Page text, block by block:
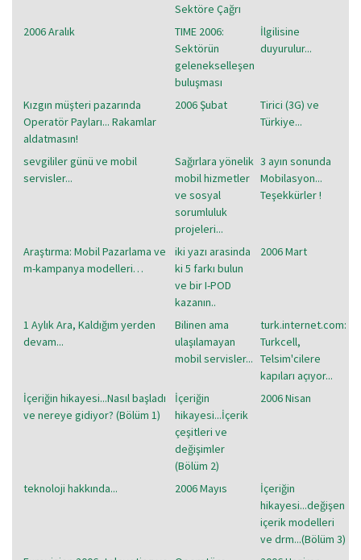
Sektöre Çağrı
2006 Aralık
TIME 2006:
Sektörün
gelenekselleşen
buluşması
İlgilisine
duyurulur...
Kızgın müşteri pazarında
Operatör Payları... Rakamlar
aldatmasın!
2006 Şubat
Tirici (3G) ve
Türkiye...
sevgililer günü ve mobil
servisler...
Sağırlara yönelik
mobil hizmetler
ve sosyal
sorumluluk
projeleri...
3 ayın sonunda
Mobilasyon...
Teşekkürler !
Araştırma: Mobil Pazarlama ve
m-kampanya modelleri…
iki yazı arasinda
ki 5 farkı bulun
ve bir I-POD
kazanın..
2006 Mart
1 Aylık Ara, Kaldığım yerden
devam...
Bilinen ama
ulaşılamayan
mobil servisler...
turk.internet.com:
Turkcell,
Telsim'cilere
kapıları açıyor...
İçeriğin hikayesi...Nasıl başladı
ve nereye gidiyor? (Bölüm 1)
İçeriğin
hikayesi...İçerik
çeşitleri ve
değişimler
(Bölüm 2)
2006 Nisan
teknoloji hakkında... 2006 Mayıs
İçeriğin
hikayesi...değişen
içerik modelleri
ve drm...(Bölüm 3)